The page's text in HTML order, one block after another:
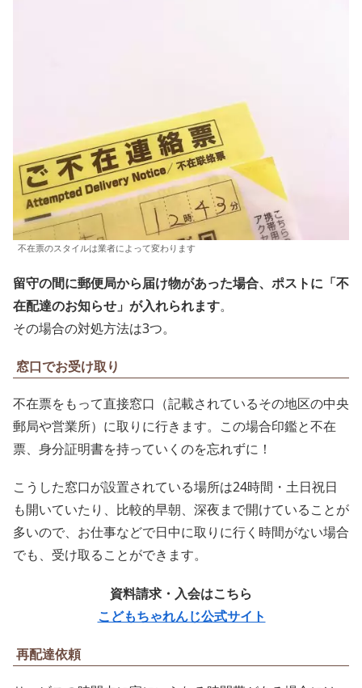
不在票のスタイルは業者によって変わります
留守の間に郵便局から届け物があった場合、ポストに「不
在配達のお知らせ」が入れられます。
その場合の対処方法は3つ。
窓口でお受け取り
不在票をもって直接窓口（記載されているその地区の中央
郵局や営業所）に取りに行きます。この場合印鑑と不在
票、身分証明書を持っていくのを忘れずに！
こうした窓口が設置されている場所は24時間・土日祝日
も開いていたり、比較的早朝、深夜まで開けていることが
多いので、お仕事などで日中に取りに行く時間がない場合
でも、受け取ることができます。
資料請求・入会はこちら
こどもちゃれんじ公式サイト
再配達依頼